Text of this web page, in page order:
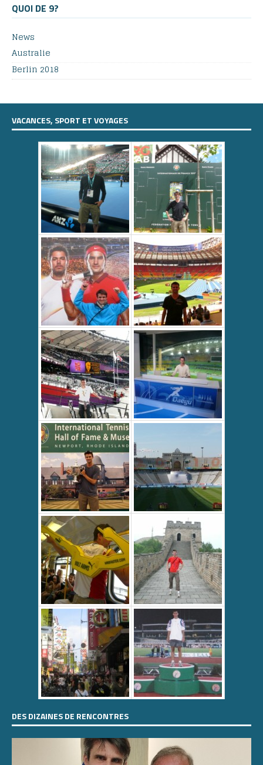
QUOI DE 9?
News
Australie
Berlin 2018
VACANCES, SPORT ET VOYAGES
DES DIZAINES DE RENCONTRES